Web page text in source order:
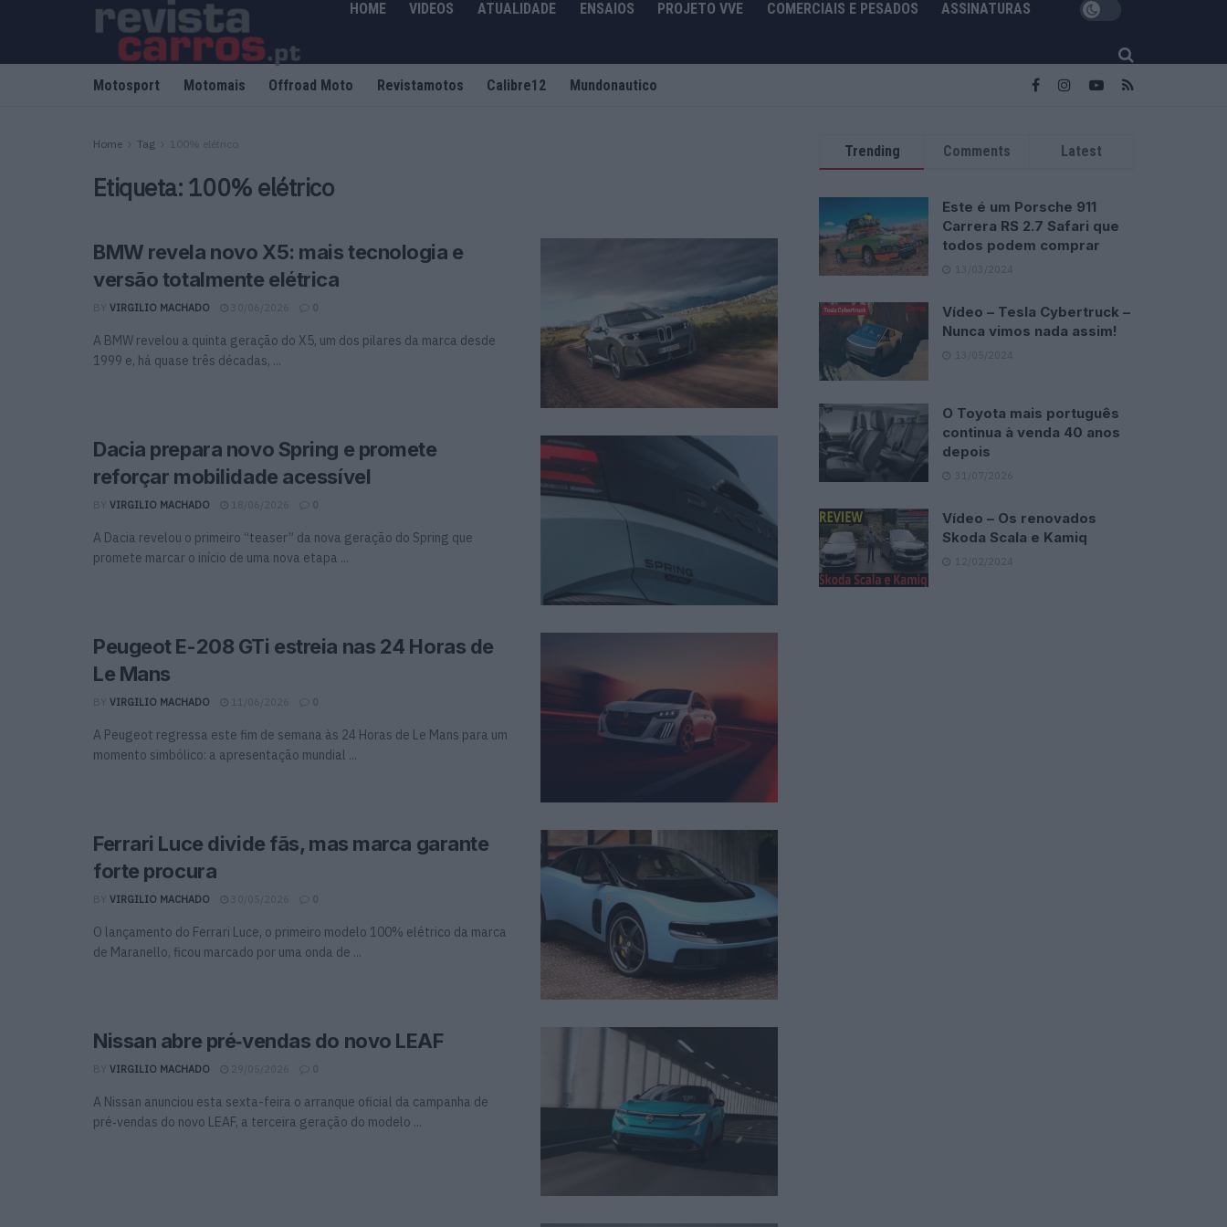
HOME VIDEOS ATUALIDADE ENSAIOS PROJETO VVE COMERCIAIS E PESADOS ASSINATURAS
Motosport Motomais Offroad Moto Revistamotos Calibre12 Mundonautico
Home Tag 100% elétrico
Etiqueta: 100% elétrico
BMW revela novo X5: mais tecnologia e
versão totalmente elétrica
BY VIRGILIO MACHADO 0
A BMW revelou a quinta geração do X5, um dos pilares da marca desde
1999 e, há quase três décadas, ...
Dacia prepara novo Spring e promete
reforçar mobilidade acessível
BY VIRGILIO MACHADO 18/06/2026 0
A Dacia revelou o primeiro “teaser” da nova geração do Spring que
promete marcar o início de uma nova etapa ...
Peugeot E-208 GTi estreia nas 24 Horas de
Le Mans
BY VIRGILIO MACHADO 0
A Peugeot regressa este fim de semana às 24 Horas de Le Mans para um
momento simbólico: a apresentação mundial ...
Ferrari Luce divide fãs, mas marca garante
forte procura
BY VIRGILIO MACHADO 0
O lançamento do Ferrari Luce, o primeiro modelo 100% elétrico da marca
de Maranello, ficou marcado por uma onda de ...
Nissan abre pré‑vendas do novo LEAF
BY VIRGILIO MACHADO 0
A Nissan anunciou esta sexta-feira o arranque oficial da campanha de
pré‑vendas do novo LEAF, a terceira geração do modelo ...
Trending Comments Latest
Este é um Porsche 911
Carrera RS 2.7 Safari que
todos podem comprar
13/03/2024
Vídeo – Tesla Cybertruck –
Nunca vimos nada assim!
13/05/2024
O Toyota mais português
continua à venda 40 anos
depois
31/07/2026
Vídeo – Os renovados
Skoda Scala e Kamiq
12/02/2024